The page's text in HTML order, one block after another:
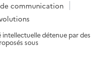
communication
détenue par des
sous